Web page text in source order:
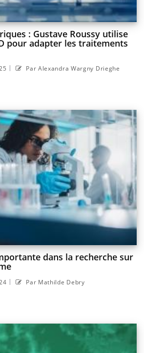
: Gustave Roussy utilise
pour adapter les traitements
| Par Alexandra Wargny Drieghe
dans la recherche sur
| Par Mathilde Debry